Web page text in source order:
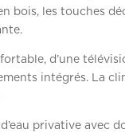
bois, les touches
d’une
intégrés. La
privative avec